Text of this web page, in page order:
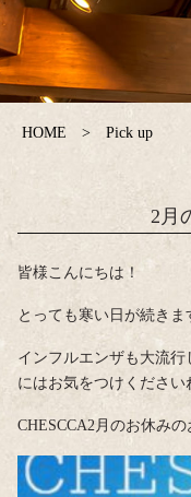
HOME Pick up
2月
皆様こんにちは！
とっても寒い日が続きま
インフルエンザも大流
にはお気をつけくださ
CHESCCA2月のお休み